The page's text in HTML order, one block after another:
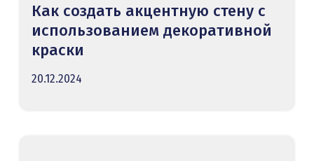
Как создать акцентную стену с
использованием декоративной
краски
20.12.2024